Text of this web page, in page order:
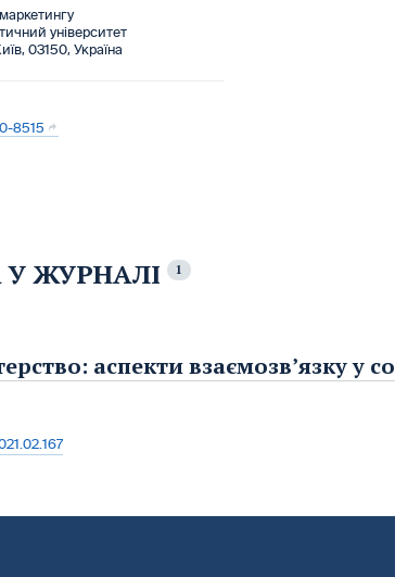
університет
03150, Україна
8515
У ЖУРНАЛІ 1
аспекти взаємозв’язку у